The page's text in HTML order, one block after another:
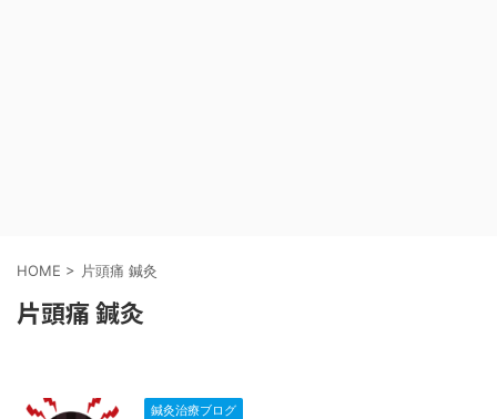
HOME > 片頭痛 鍼灸
片頭痛 鍼灸
鍼灸治療ブログ